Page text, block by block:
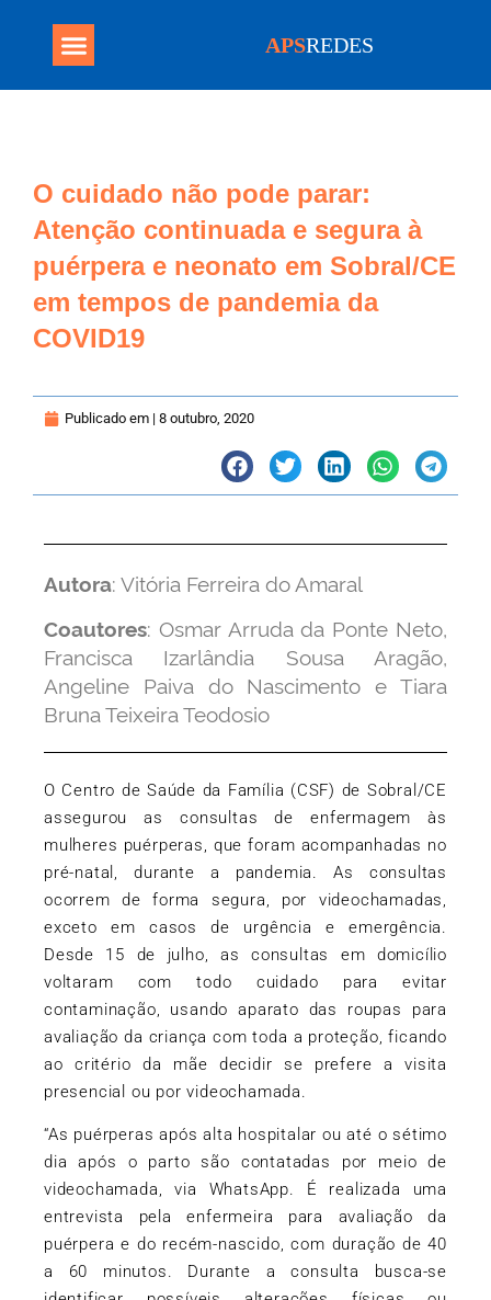
APSREDES
O cuidado não pode parar:
Atenção continuada e segura à
puérpera e neonato em Sobral/CE
em tempos de pandemia da
COVID19
Publicado em | 8 outubro, 2020
Autora: Vitória Ferreira do Amaral
Coautores: Osmar Arruda da Ponte Neto,
Francisca Izarlândia Sousa Aragão,
Angeline Paiva do Nascimento e Tiara
Bruna Teixeira Teodosio
O Centro de Saúde da Família (CSF) de Sobral/CE
assegurou as consultas de enfermagem às
mulheres puérperas, que foram acompanhadas no
pré-natal, durante a pandemia. As consultas
ocorrem de forma segura, por videochamadas,
exceto em casos de urgência e emergência.
Desde 15 de julho, as consultas em domicílio
voltaram com todo cuidado para evitar
contaminação, usando aparato das roupas para
avaliação da criança com toda a proteção, ficando
ao critério da mãe decidir se prefere a visita
presencial ou por videochamada.
“As puérperas após alta hospitalar ou até o sétimo
dia após o parto são contatadas por meio de
videochamada, via WhatsApp. É realizada uma
entrevista pela enfermeira para avaliação da
puérpera e do recém-nascido, com duração de 40
a 60 minutos. Durante a consulta busca-se